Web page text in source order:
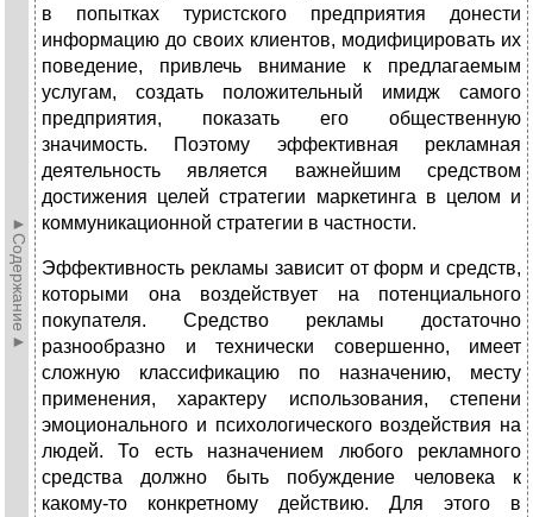
►Содержание►
в попытках туристского предприятия донести
информацию до своих клиентов, модифицировать их
поведение, привлечь внимание к предлагаемым
услугам, создать положительный имидж самого
предприятия, показать его общественную
значимость. Поэтому эффективная рекламная
деятельность является важнейшим средством
достижения целей стратегии маркетинга в целом и
коммуникационной стратегии в частности.
Эффективность рекламы зависит от форм и средств,
которыми она воздействует на потенциального
покупателя. Средство рекламы достаточно
разнообразно и технически совершенно, имеет
сложную классификацию по назначению, месту
применения, характеру использования, степени
эмоционального и психологического воздействия на
людей. То есть назначением любого рекламного
средства должно быть побуждение человека к
какому-то конкретному действию. Для этого в